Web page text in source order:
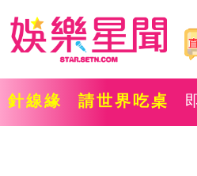
針線緣 請世界吃桌